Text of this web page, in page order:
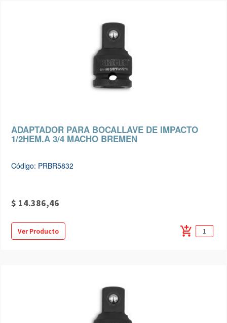
ADAPTADOR PARA BOCALLAVE DE IMPACTO
1/2HEM.A 3/4 MACHO BREMEN
Código: PRBR5832
$ 14.386,46
Ver Producto add_shopping_cart